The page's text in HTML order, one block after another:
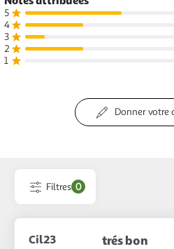
5
4
3
2
1
Donner votre
Filtres 0
Cil23 trés bon